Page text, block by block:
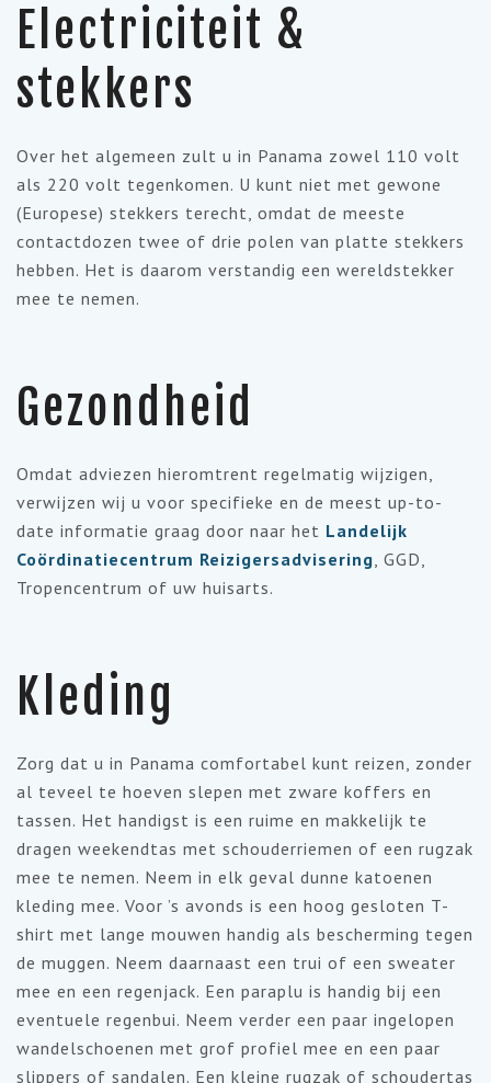
Electriciteit &
stekkers
Over het algemeen zult u in Panama zowel 110 volt
als 220 volt tegenkomen. U kunt niet met gewone
(Europese) stekkers terecht, omdat de meeste
contactdozen twee of drie polen van platte stekkers
hebben. Het is daarom verstandig een wereldstekker
mee te nemen.
Gezondheid
Omdat adviezen hieromtrent regelmatig wijzigen,
verwijzen wij u voor specifieke en de meest up-to-
date informatie graag door naar het Landelijk
Coördinatiecentrum Reizigersadvisering , GGD,
Tropencentrum of uw huisarts.
Kleding
Zorg dat u in Panama comfortabel kunt reizen, zonder
al teveel te hoeven slepen met zware koffers en
tassen. Het handigst is een ruime en makkelijk te
dragen weekendtas met schouderriemen of een rugzak
mee te nemen. Neem in elk geval dunne katoenen
kleding mee. Voor ’s avonds is een hoog gesloten T-
shirt met lange mouwen handig als bescherming tegen
de muggen. Neem daarnaast een trui of een sweater
mee en een regenjack. Een paraplu is handig bij een
eventuele regenbui. Neem verder een paar ingelopen
wandelschoenen met grof profiel mee en een paar
slippers of sandalen. Een kleine rugzak of schoudertas